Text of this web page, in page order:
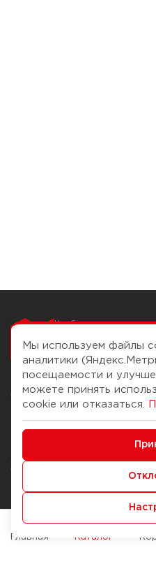
Чтобы вам легко
О компании
История Компании
Журнал
Наши марки
Брендирование
Мы используем файлы
аналитики
посещаемости и
можете принять
cookie или отказаться.
Главная Каталог